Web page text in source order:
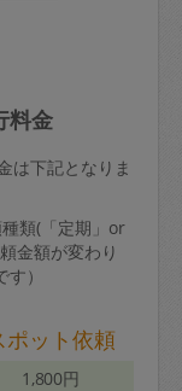
料金
は下記となりま
類(「定期」or
金額が変わり
）
ポット依頼
1,800円